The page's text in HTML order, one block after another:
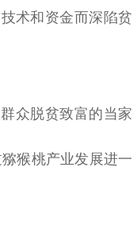
术和资金而深陷贫
众脱贫致富的当家
猴桃产业发展进一